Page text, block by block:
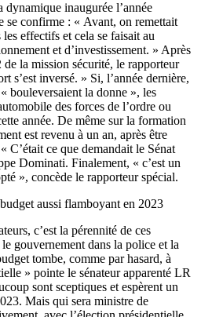
inaugurée l’année
se confirme : « Avant, on remettait
effectifs et cela se faisait au
et d’investissement. » Après
la mission sécurité, le rapporteur
s’est inversé. » Si, l’année dernière,
bouleversaient la donne », les
des forces de l’ordre ou
année. De même sur la formation
est revenu à un an, après être
C’était ce que demandait le Sénat
Dominati. Finalement, « c’est un
», concède le rapporteur spécial.
aussi flamboyant en 2023
c’est la pérennité de ces
gouvernement dans la police et la
tombe, comme par hasard, à
» pointe le sénateur apparenté LR
sont sceptiques et espèrent un
Mais qui sera ministre de